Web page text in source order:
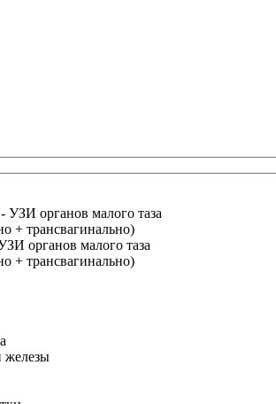
УЗИ органов малого таза
+ трансвагинально)
органов малого таза
+ трансвагинально)
железы